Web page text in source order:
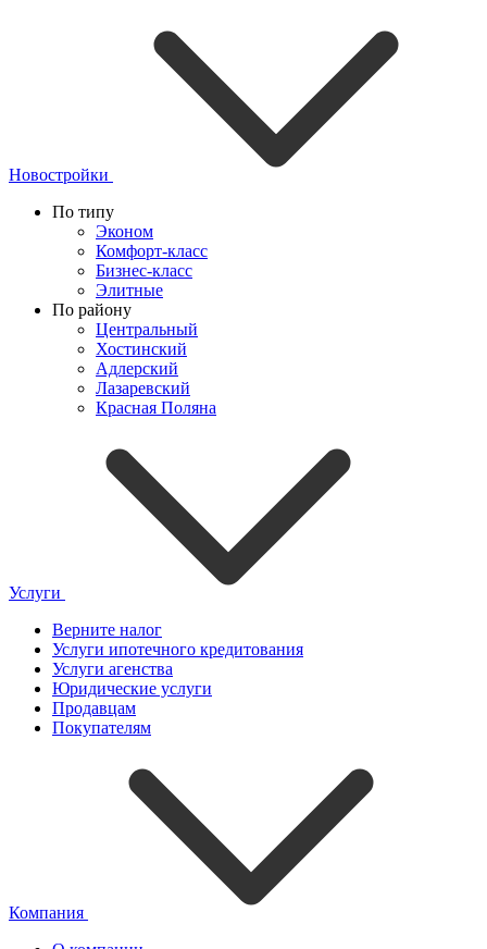
Новостройки
По типу
Эконом
Комфорт-класс
Бизнес-класс
Элитные
По району
Центральный
Хостинский
Адлерский
Лазаревский
Красная Поляна
Услуги
Верните налог
Услуги ипотечного кредитования
Услуги агенства
Юридические услуги
Продавцам
Покупателям
Компания